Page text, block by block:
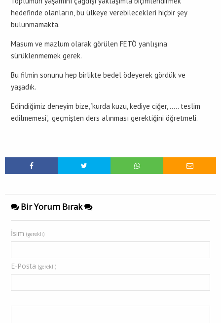
hedefinde olanların, bu ülkeye verebilecekleri hiçbir şey
bulunmamakta.
Masum ve mazlum olarak görülen FETÖ yanlışına
sürüklenmemek gerek.
Bu filmin sonunu hep birlikte bedel ödeyerek gördük ve
yaşadık.
Edindiğimiz deneyim bize, ‘kurda kuzu, kediye ciğer, ….. teslim
edilmemesi’, geçmişten ders alınması gerektiğini öğretmeli.
Bir Yorum Bırak
İsim (gerekli)
E-Posta (gerekli)